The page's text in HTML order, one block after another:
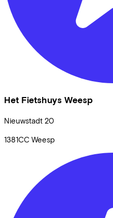
Het Fietshuys Weesp
Nieuwstadt 20
1381CC Weesp